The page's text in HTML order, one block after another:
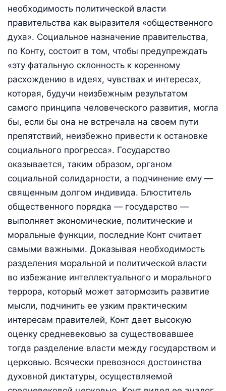
необходимость политической власти
правительства как выразителя «общественного
духа». Социальное назначение правительства,
по Конту, состоит в том, чтобы предупреждать
«эту фатальную склонность к коренному
расхождению в идеях, чувствах и интересах,
которая, будучи неизбежным результатом
самого принципа человеческого развития, могла
бы, если бы она не встречала на своем пути
препятствий, неизбежно привести к остановке
социального прогресса». Государство
оказывается, таким образом, органом
социальной солидарности, а подчинение ему —
священным долгом индивида. Блюститель
общественного порядка — государство —
выполняет экономические, политические и
моральные функции, последние Конт считает
самыми важными. Доказывая необходимость
разделения моральной и политической власти
во избежание интеллектуального и морального
террора, который может затормозить развитие
мысли, подчинить ее узким практическим
интересам правителей, Конт дает высокую
оценку средневековью за существовавшее
тогда разделение власти между государством и
церковью. Всячески превознося достоинства
духовной диктатуры, осуществляемой